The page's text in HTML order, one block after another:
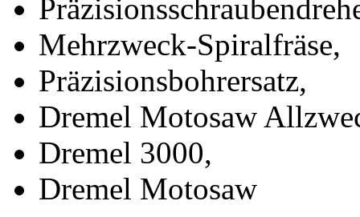
Mehrzweck-Spiralfräse,
Präzisionsbohrersatz,
Dremel Motosaw
Dremel 3000,
Dremel Motosaw